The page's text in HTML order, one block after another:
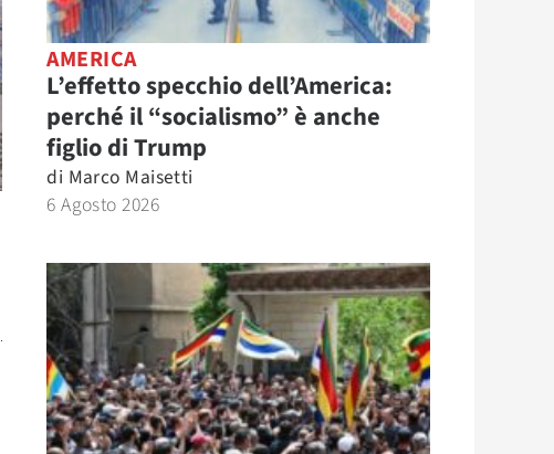
AMERICA
L’effetto specchio dell’America:
perché il “socialismo” è anche
figlio di Trump
di Marco Maisetti
6 Agosto 2026